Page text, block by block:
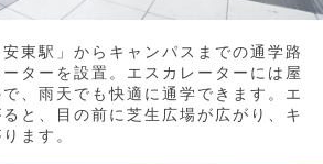
東駅」からキャンパスまでの通学路
ターを設置。エスカレーターには屋
、雨天でも快適に通学できます。エ
と、目の前に芝生広場が広がり、キ
ます。